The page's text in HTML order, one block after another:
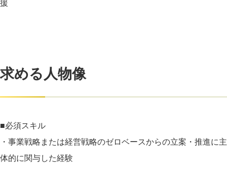
援
求める人物像
■必須スキル
・事業戦略または経営戦略のゼロベースからの立案・推進に主
体的に関与した経験